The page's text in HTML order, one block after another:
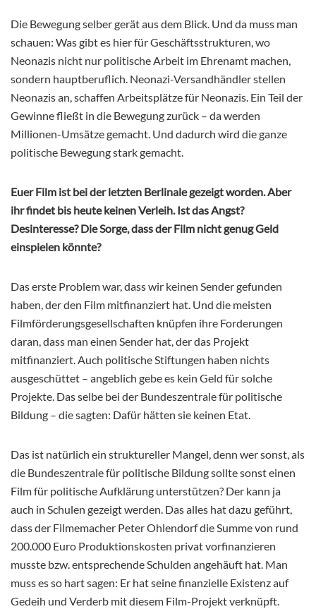
Die Bewegung selber gerät aus dem Blick. Und da muss man
schauen: Was gibt es hier für Geschäftsstrukturen, wo
Neonazis nicht nur politische Arbeit im Ehrenamt machen,
sondern hauptberuflich. Neonazi-Versandhändler stellen
Neonazis an, schaffen Arbeitsplätze für Neonazis. Ein Teil der
Gewinne fließt in die Bewegung zurück – da werden
Millionen-Umsätze gemacht. Und dadurch wird die ganze
politische Bewegung stark gemacht.
Euer Film ist bei der letzten Berlinale gezeigt worden. Aber
ihr findet bis heute keinen Verleih. Ist das Angst?
Desinteresse? Die Sorge, dass der Film nicht genug Geld
einspielen könnte?
Das erste Problem war, dass wir keinen Sender gefunden
haben, der den Film mitfinanziert hat. Und die meisten
Filmförderungsgesellschaften knüpfen ihre Forderungen
daran, dass man einen Sender hat, der das Projekt
mitfinanziert. Auch politische Stiftungen haben nichts
ausgeschüttet – angeblich gebe es kein Geld für solche
Projekte. Das selbe bei der Bundeszentrale für politische
Bildung – die sagten: Dafür hätten sie keinen Etat.
Das ist natürlich ein struktureller Mangel, denn wer sonst, als
die Bundeszentrale für politische Bildung sollte sonst einen
Film für politische Aufklärung unterstützen? Der kann ja
auch in Schulen gezeigt werden. Das alles hat dazu geführt,
dass der Filmemacher Peter Ohlendorf die Summe von rund
200.000 Euro Produktionskosten privat vorfinanzieren
musste bzw. entsprechende Schulden angehäuft hat. Man
muss es so hart sagen: Er hat seine finanzielle Existenz auf
Gedeih und Verderb mit diesem Film-Projekt verknüpft.